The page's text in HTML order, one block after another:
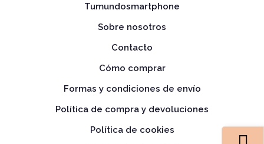
Tumundosmartphone
Sobre nosotros
Contacto
Cómo comprar
Formas y condiciones de envío
Política de compra y devoluciones
Política de cookies